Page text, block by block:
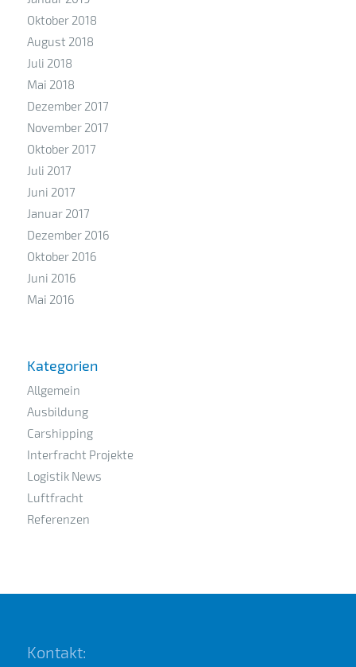
Oktober 2018
August 2018
Juli 2018
Mai 2018
Dezember 2017
November 2017
Oktober 2017
Juli 2017
Juni 2017
Januar 2017
Dezember 2016
Oktober 2016
Juni 2016
Mai 2016
Kategorien
Allgemein
Ausbildung
Carshipping
Interfracht Projekte
Logistik News
Luftfracht
Referenzen
Kontakt: